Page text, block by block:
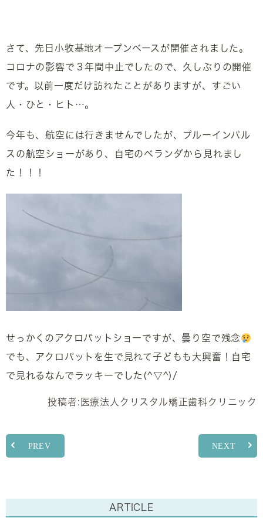
さて、先日小牧基地オープンベースが開催されました。
コロナの影響で３年間中止でしたので、久しぶりの開催
です。以前一度だけ訪れたことがありますが、すごい
人・ひと・ヒト…。
今年も、航空には行きませんでしたが、プルーインパル
スの航空ショーがあり、自宅のベランダから見れまし
た！！！
せっかくのアクロバットショーですが、曇り空で残念
でも、アクロバットを生で見れて子どもも大興奮！自宅
で見れるなんでラッキーでした(^▽^)/
投稿者: 医療法人クリスタル矯正歯科クリニック
PREV NEXT
ARTICLE